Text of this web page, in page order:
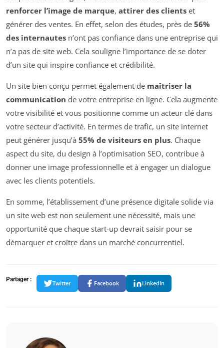
renforcer l’image de marque, attirer des clients et
générer des ventes. En effet, selon des études, près de 56%
des internautes n’ont pas confiance dans une entreprise qui
n’a pas de site web. Cela souligne l’importance de se doter
d’un site qui inspire confiance et crédibilité.
Un site bien conçu permet également de maîtriser la
communication de votre entreprise en ligne. Cela augmente
votre visibilité et vous positionne comme un acteur clé dans
votre secteur d’activité. En termes de trafic, un site internet
peut générer jusqu’à 55% de visiteurs en plus. Chaque
aspect du site, du design à l’optimisation SEO, contribue à
donner une image professionnelle et à engager un dialogue
avec les clients potentiels.
En somme, l’établissement d’une présence digitale solide via
un site web est non seulement une nécessité, mais une
opportunité que chaque start-up devrait saisir pour se
démarquer et croître dans un marché concurrentiel.
Partager :
Twitter Facebook LinkedIn